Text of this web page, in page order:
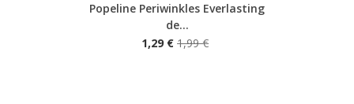
Popeline Periwinkles Everlasting
de...
1,29 € 1,99 €